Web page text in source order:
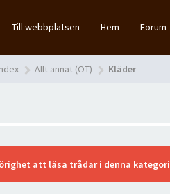
Till webbplatsen Hem Forum
Allt annat (OT) Kläder
att läsa trådar i denna